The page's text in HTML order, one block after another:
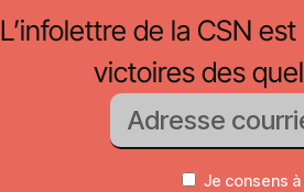
L’infolettre de la CSN
victoires des
Je consens